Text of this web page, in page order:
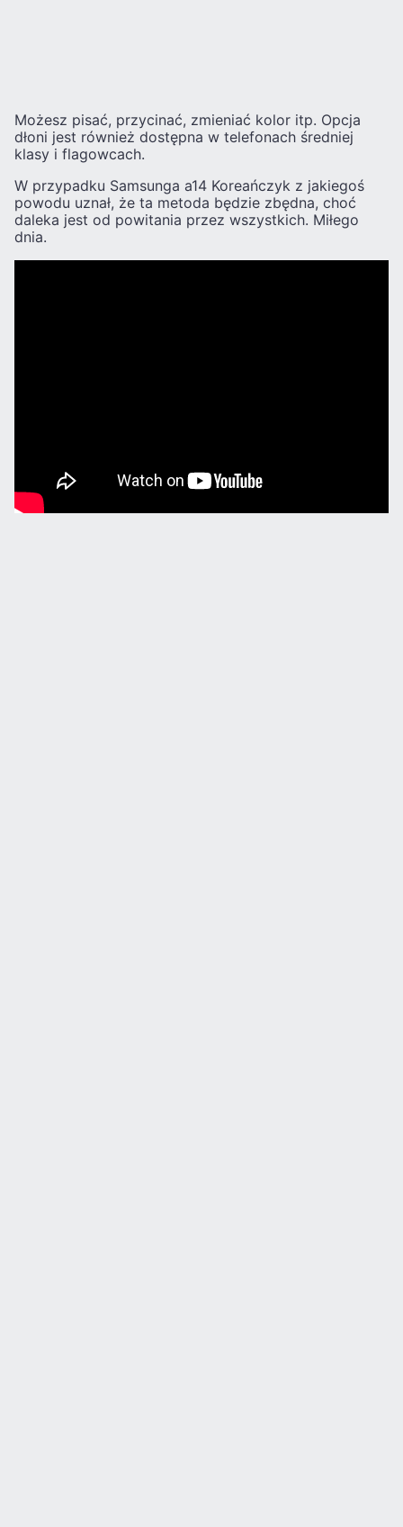
Możesz pisać, przycinać, zmieniać kolor itp. Opcja
dłoni jest również dostępna w telefonach średniej
klasy i flagowcach.
W przypadku Samsunga a14 Koreańczyk z jakiegoś
powodu uznał, że ta metoda będzie zbędna, choć
daleka jest od powitania przez wszystkich. Miłego
dnia.